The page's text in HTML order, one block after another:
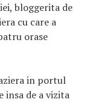
bloggerita de
cu care a
orase
in portul
insa de a vizita